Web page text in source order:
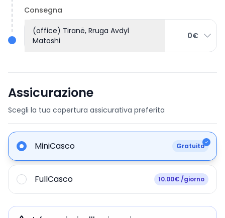
Consegna
(office) Tiranë, Rruga Avdyl
Matoshi
0€
Assicurazione
Scegli la tua copertura assicurativa preferita
MiniCasco Gratuito
FullCasco 10.00€ /giorno